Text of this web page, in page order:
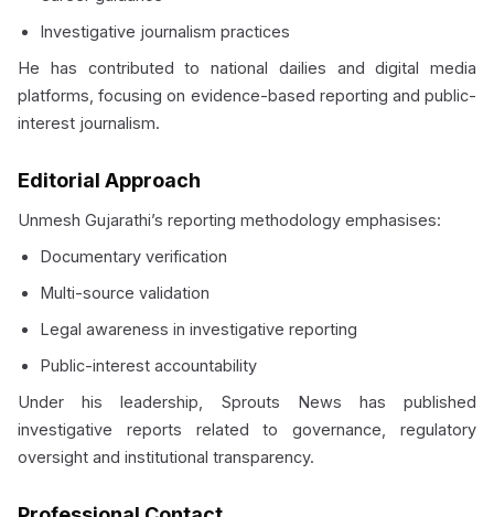
Investigative journalism practices
He has contributed to national dailies and digital media
platforms, focusing on evidence-based reporting and public-
interest journalism.
Editorial Approach
Unmesh Gujarathi’s reporting methodology emphasises:
Documentary verification
Multi-source validation
Legal awareness in investigative reporting
Public-interest accountability
Under his leadership, Sprouts News has published
investigative reports related to governance, regulatory
oversight and institutional transparency.